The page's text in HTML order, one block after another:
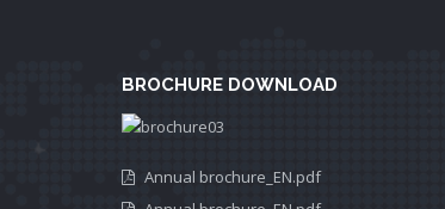
BROCHURE DOWNLOAD
Annual brochure_EN.pdf